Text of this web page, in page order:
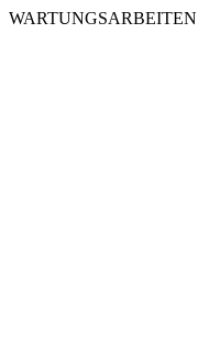
WARTUNGSARBEITEN